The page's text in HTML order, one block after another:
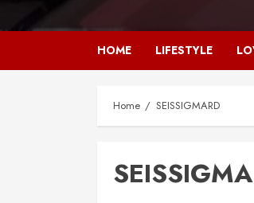
HOME LIFESTYLE
Home SEISSIGMARD